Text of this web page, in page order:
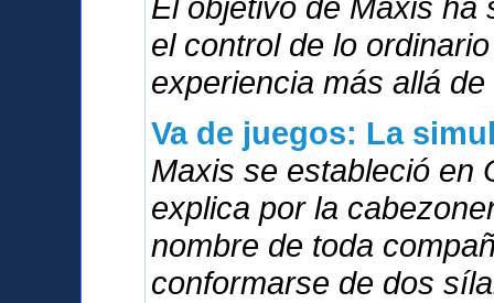
El objetivo de Maxis ha
el control de lo
experiencia más allá
Va de juegos: La
Maxis se estableció en
explica por la
nombre de toda
conformarse de dos